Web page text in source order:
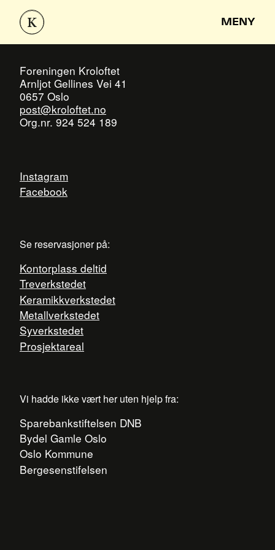
MENY
Foreningen Kroloftet
Arnljot Gellines Vei 41
0657 Oslo
post@kroloftet.no
Org.nr. 924 524 189
Instagram
Facebook
Se reservasjoner på:
Kontorplass deltid
Treverkstedet
Keramikkverkstedet
Metallverkstedet
Syverkstedet
Prosjektareal
Vi hadde ikke vært her uten hjelp fra:
Sparebankstiftelsen DNB
Bydel Gamle Oslo
Oslo Kommune
Bergesenstifelsen